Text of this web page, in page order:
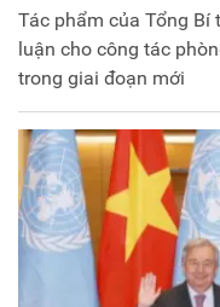
Tác phẩm của Tổng Bí
luận cho công tác
trong giai đoạn mới